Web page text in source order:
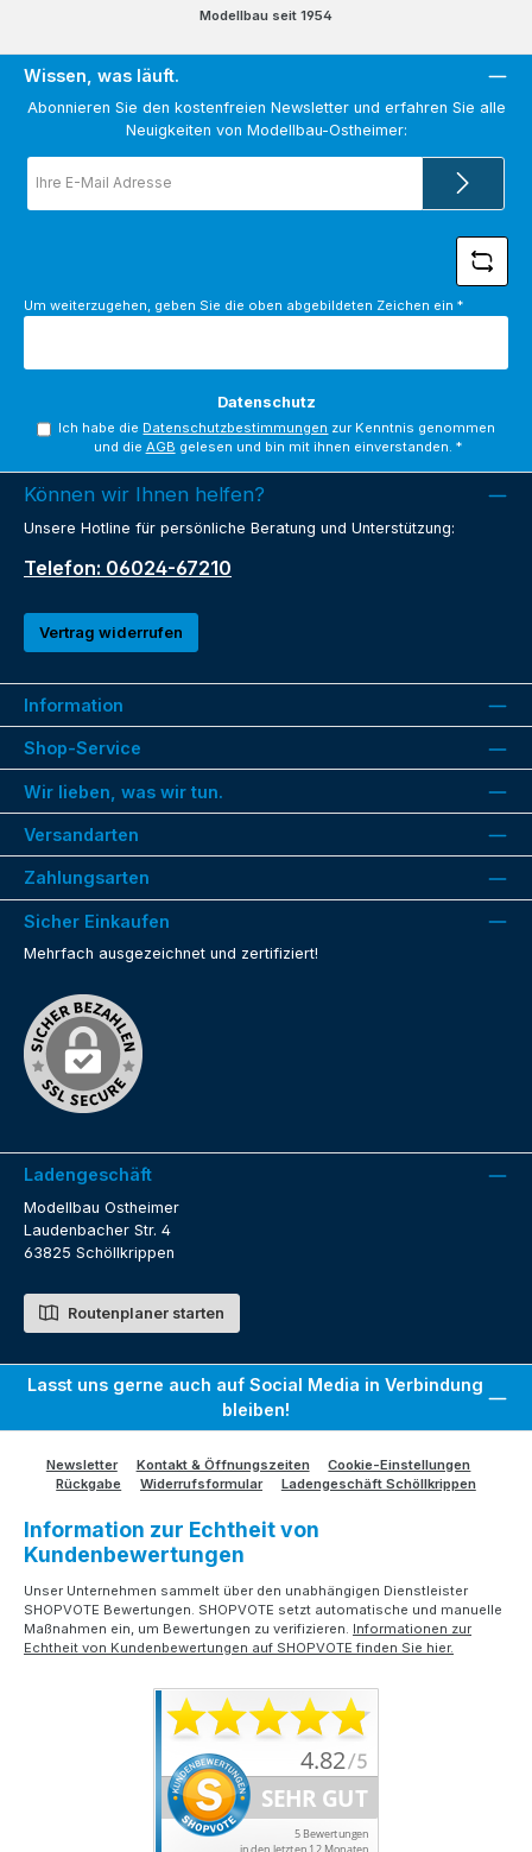
Modellbau seit 1954
Wissen, was läuft.
Abonnieren Sie den kostenfreien Newsletter und erfahren Sie alle
Neuigkeiten von Modellbau-Ostheimer:
Mail-
Um weiterzugehen, geben Sie die oben abgebildeten Zeichen ein *
Datenschutz
Ich habe die Datenschutzbestimmungen zur Kenntnis genommen
und die AGB gelesen und bin mit ihnen einverstanden. *
Können wir Ihnen helfen?
Unsere Hotline für persönliche Beratung und Unterstützung:
Telefon: 06024-67210
Vertrag widerrufen
Information
Shop-Service
Wir lieben, was wir tun.
Versandarten
Zahlungsarten
Sicher Einkaufen
Mehrfach ausgezeichnet und zertifiziert!
Ladengeschäft
Modellbau Ostheimer
Laudenbacher Str. 4
63825 Schöllkrippen
Routenplaner starten
Lasst uns gerne auch auf Social Media in Verbindung
bleiben!
Newsletter Kontakt & Öffnungszeiten
Cookie-Einstellungen
Rückgabe
Widerrufsformular Ladengeschäft Schöllkrippen
Information zur Echtheit von
Kundenbewertungen
Unser Unternehmen sammelt über den unabhängigen Dienstleister
SHOPVOTE Bewertungen. SHOPVOTE setzt automatische und manuelle
Maßnahmen ein, um Bewertungen zu verifizieren. Informationen zur
Echtheit von Kundenbewertungen auf SHOPVOTE finden Sie hier.